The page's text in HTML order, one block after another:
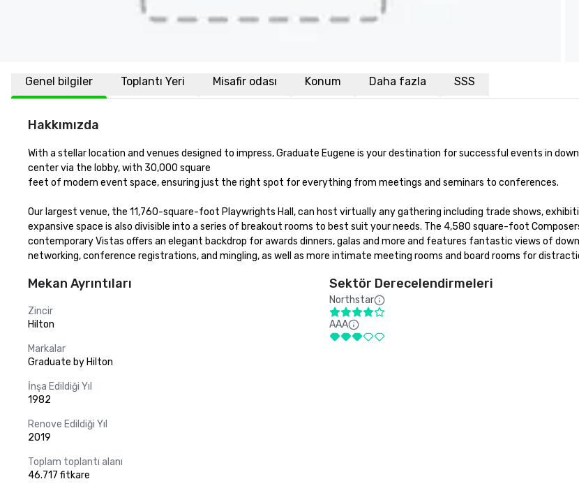
Genel bilgiler Toplantı Yeri Misafir odası Konum Daha fazla SSS
Hakkımızda
With a stellar location and venues designed to impress, Graduate Eugene is your destination for successful events in
center via the lobby, with 30,000 square
feet of modern event space, ensuring just the right spot for everything from meetings and seminars to conferences.
Our largest venue, the 11,760-square-foot Playwrights Hall, can host virtually any gathering including trade shows,
expansive space is also divisible into a series of breakout rooms to best suit your needs. The 4,580 square-foot
contemporary Vistas offers an elegant backdrop for awards dinners, galas and more and features fantastic views of
networking, conference registrations, and mingling, as well as more intimate meeting rooms and board rooms for
Mekan Ayrıntıları
Zincir
Hilton
Markalar
Graduate by Hilton
İnşa Edildiği Yıl
1982
Renove Edildiği Yıl
2019
Toplam toplantı alanı
46.717 fitkare
Sektör Derecelendirmeleri
Northstar
AAA